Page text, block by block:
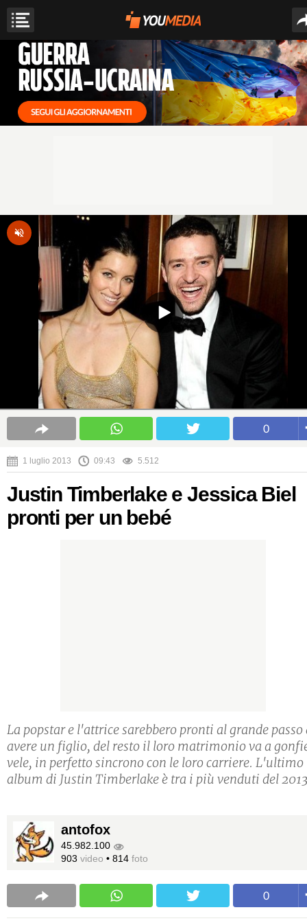
0
1 luglio 2013 09:43 5.512
Justin Timberlake e Jessica Biel
pronti per un bebé
La popstar e l'attrice sarebbero pronti al grande passo
avere un figlio, del resto il loro matrimonio va a
vele, in perfetto sincrono con le loro carriere. L'ultimo
album di Justin Timberlake è tra i più venduti del
antofox
45.982.100
903 video • 814 foto
0